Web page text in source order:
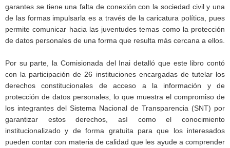
garantes se tiene una falta de conexión con la sociedad civil y una
de las formas impulsarla es a través de la caricatura política, pues
permite comunicar hacia las juventudes temas como la protección
de datos personales de una forma que resulta más cercana a ellos.
Por su parte, la Comisionada del Inai detalló que este libro contó
con la participación de 26 instituciones encargadas de tutelar los
derechos constitucionales de acceso a la información y de
protección de datos personales, lo que muestra el compromiso de
los integrantes del Sistema Nacional de Transparencia (SNT) por
garantizar estos derechos, así como el conocimiento
institucionalizado y de forma gratuita para que los interesados
pueden contar con materia de calidad que les ayude a comprender